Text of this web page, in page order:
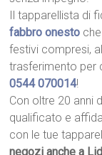
Il tapparellista di
fabbro onesto
festivi compresi,
trasferimento per
0544 070014!
Con oltre 20 anni
qualificato e
con le tue
negozi anche a